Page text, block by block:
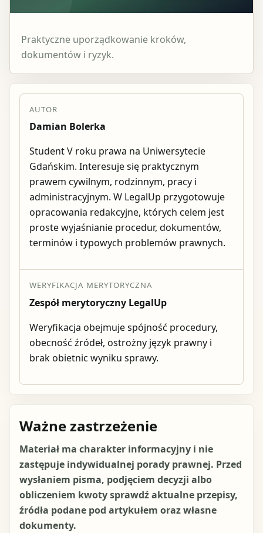
Praktyczne uporządkowanie kroków,
dokumentów i ryzyk.
AUTOR
Damian Bolerka
Student V roku prawa na Uniwersytecie
Gdańskim. Interesuje się praktycznym
prawem cywilnym, rodzinnym, pracy i
administracyjnym. W LegalUp przygotowuje
opracowania redakcyjne, których celem jest
proste wyjaśnianie procedur, dokumentów,
terminów i typowych problemów prawnych.
WERYFIKACJA MERYTORYCZNA
Zespół merytoryczny LegalUp
Weryfikacja obejmuje spójność procedury,
obecność źródeł, ostrożny język prawny i
brak obietnic wyniku sprawy.
Ważne zastrzeżenie
Materiał ma charakter informacyjny i nie
zastępuje indywidualnej porady prawnej. Przed
wysłaniem pisma, podjęciem decyzji albo
obliczeniem kwoty sprawdź aktualne przepisy,
źródła podane pod artykułem oraz własne
dokumenty.